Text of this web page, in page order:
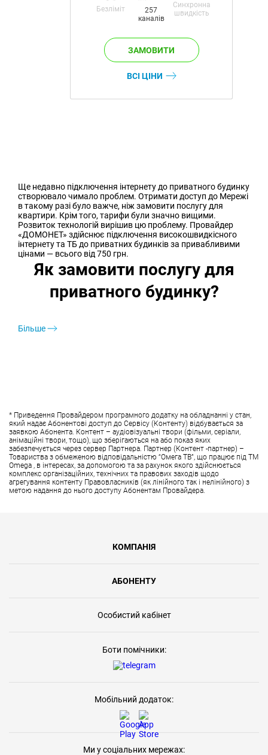
Безліміт
257
каналів
Синхронна
швидкість
ВСІ ЦІНИ
Ще недавно підключення інтернету до приватного будинку
створювало чимало проблем. Отримати доступ до Мережі
в такому разі було важче, ніж замовити послугу для
квартири. Крім того, тарифи були значно вищими.
Розвиток технологій вирішив цю проблему. Провайдер
«ДОМОНЕТ» здійснює підключення високошвидкісного
інтернету та ТБ до приватних будинків за привабливими
цінами — всього від 750 грн.
Як замовити послугу для
приватного будинку?
Більше
* Приведення Провайдером програмного додатку на обладнанні у стан,
який надає Абонентові доступ до Сервісу (Контенту) відбувається за
заявкою Абонента. Контент – аудіовізуальні твори (фільми, серіали,
анімаційні твори, тощо), що зберігаються на або показ яких
забезпечується через сервер Партнера. Партнер (Контент -партнер) –
Товариства з обмеженою відповідальністю “Омега ТВ”, що працює під ТМ
Omega , в інтересах, за допомогою та за рахунок якого здійснюється
комплекс організаційних, технічних та правових заходів щодо
агрегування контенту Правовласників (як лінійного так і нелінійного) з
метою надання до нього доступу Абонентам Провайдера.
КОМПАНІЯ
АБОНЕНТУ
Особистий кабінет
Боти помічники:
Мобільний додаток:
Ми у соціальних мережах: